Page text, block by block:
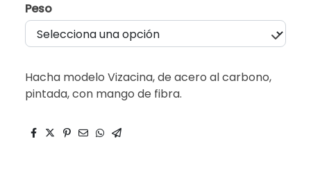
Peso
Hacha modelo Vizacina, de acero al carbono,
pintada, con mango de fibra.